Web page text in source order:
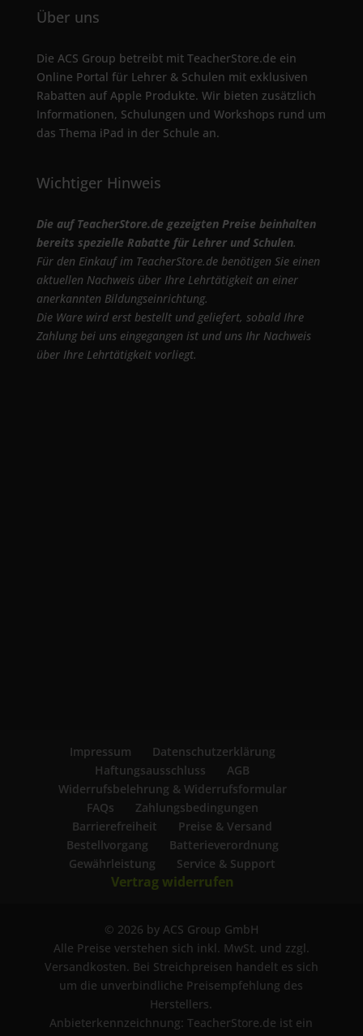
Über uns
Die ACS Group betreibt mit TeacherStore.de ein
Online Portal für Lehrer & Schulen mit exklusiven
Rabatten auf Apple Produkte. Wir bieten zusätzlich
Informationen, Schulungen und Workshops rund um
das Thema iPad in der Schule an.
Wichtiger Hinweis
Die auf TeacherStore.de gezeigten Preise beinhalten
bereits spezielle Rabatte für Lehrer und Schulen.
Für den Einkauf im TeacherStore.de benötigen Sie einen
aktuellen Nachweis über Ihre Lehrtätigkeit an einer
anerkannten Bildungseinrichtung.
Die Ware wird erst bestellt und geliefert, sobald Ihre
Zahlung bei uns eingegangen ist und uns Ihr Nachweis
über Ihre Lehrtätigkeit vorliegt.
Impressum
Datenschutzerklärung
Haftungsausschluss
AGB
Widerrufsbelehrung & Widerrufsformular
FAQs
Zahlungsbedingungen
Barrierefreiheit
Preise & Versand
Bestellvorgang
Batterieverordnung
Gewährleistung
Service & Support
Vertrag widerrufen
© 2026 by ACS Group GmbH
Alle Preise verstehen sich inkl. MwSt. und zzgl.
Versandkosten. Bei Streichpreisen handelt es sich
um die unverbindliche Preisempfehlung des
Herstellers.
Anbieterkennzeichnung: TeacherStore.de ist ein